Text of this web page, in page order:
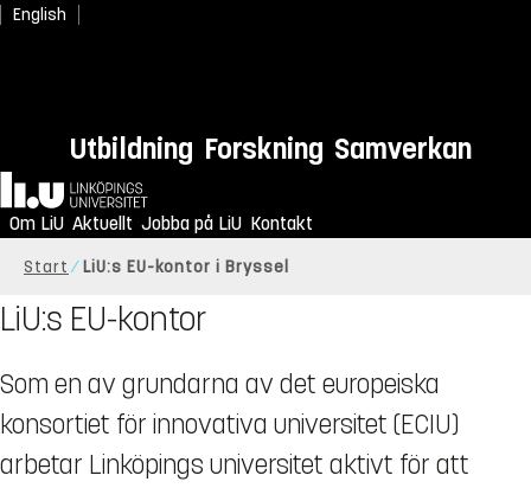
English
Utbildning Forskning Samverkan
Hem
Om LiU Aktuellt Jobba på LiU Kontakt
Start LiU:s EU-kontor i Bryssel
LiU:s EU-kontor
Som en av grundarna av det europeiska
konsortiet för innovativa universitet (ECIU)
arbetar Linköpings universitet aktivt för att